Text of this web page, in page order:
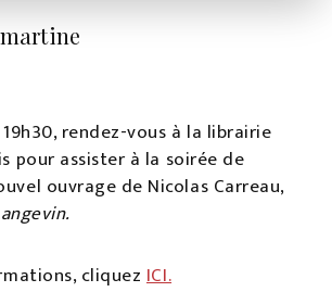
rendez-vous à la librairie
pour assister à la soirée de
ouvrage de Nicolas Carreau,
cliquez ICI.